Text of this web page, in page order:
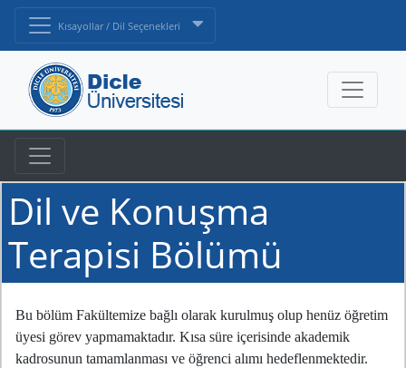
Kısayollar / Dil Seçenekleri
Dil ve Konuşma
Terapisi Bölümü
Bu bölüm Fakültemize bağlı olarak kurulmuş olup henüz öğretim
üyesi görev yapmamaktadır. Kısa süre içerisinde akademik
kadrosunun tamamlanması ve öğrenci alımı hedeflenmektedir.